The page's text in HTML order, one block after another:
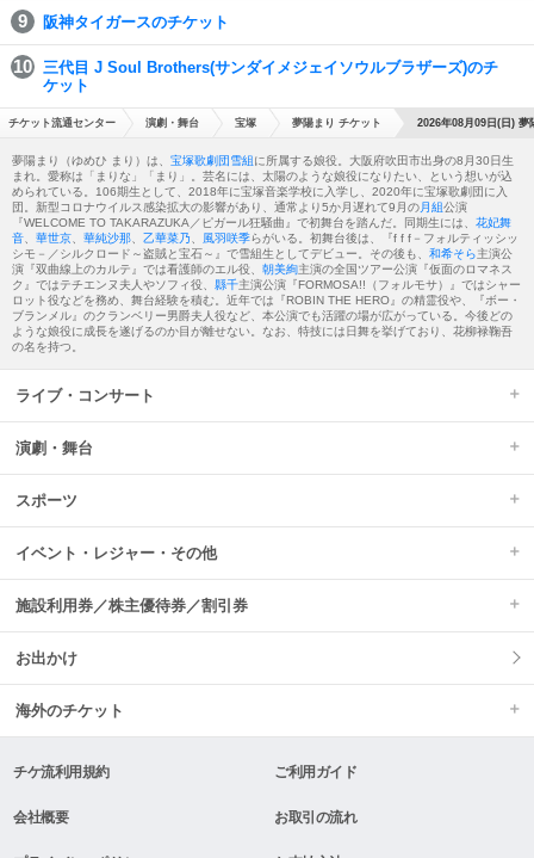
阪神タイガースのチケット
三代目 J Soul Brothers(サンダイメジェイソウルブラザーズ)のチ
ケット
チケット流通センター 演劇・舞台 宝塚 夢陽まり チケット 2026年08月09日(日) 夢
夢陽まり（ゆめひ まり）は、 宝塚歌劇団 雪組に所属する娘役。大阪府吹田市出身の8月30日生
まれ。愛称は「まりな」「まり」。芸名には、太陽のような娘役になりたい、という想いが込
められている。106期生として、2018年に宝塚音楽学校に入学し、2020年に宝塚歌劇団に入
団。新型コロナウイルス感染拡大の影響があり、通常より5か月遅れて9月の月組公演
『WELCOME TO TAKARAZUKA／ピガール狂騒曲』で初舞台を踏んだ。同期生には、 花妃舞
音
華世京 華純沙那 乙華菜乃 風羽咲季らがいる。初舞台後は、『f f f－フォルティッシッ
シモ－／シルクロード～盗賊と宝石～』で雪組生としてデビュー。その後も、 和希そら主演公
演『双曲線上のカルテ』では看護師のエル役、 朝美絢主演の全国ツアー公演『仮面のロマネス
ク』ではテチエンヌ夫人やソフィ役、 縣千主演公演『FORMOSA!!（フォルモサ）』ではシャー
ロット役などを務め、舞台経験を積む。近年では『ROBIN THE HERO』の精霊役や、『ボー・
ブランメル』のクランベリー男爵夫人役など、本公演でも活躍の場が広がっている。今後どの
ような娘役に成長を遂げるのか目が離せない。なお、特技には日舞を挙げており、花柳禄鞠吾
の名を持つ。
ライブ・コンサート
演劇・舞台
スポーツ
イベント・レジャー・その他
施設利用券／株主優待券／割引券
お出かけ
海外のチケット
チケ流利用規約 ご利用ガイド
会社概要 お取引の流れ